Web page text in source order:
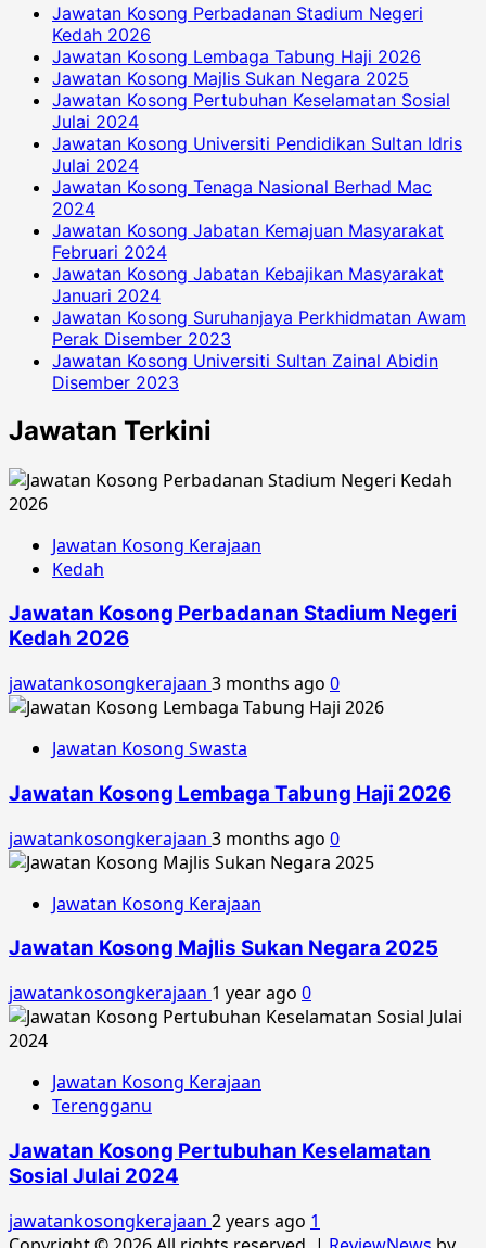
Jawatan Kosong Perbadanan Stadium Negeri
Kedah 2026
Jawatan Kosong Lembaga Tabung Haji 2026
Jawatan Kosong Majlis Sukan Negara 2025
Jawatan Kosong Pertubuhan Keselamatan Sosial
Julai 2024
Jawatan Kosong Universiti Pendidikan Sultan Idris
Julai 2024
Jawatan Kosong Tenaga Nasional Berhad Mac
2024
Jawatan Kosong Jabatan Kemajuan Masyarakat
Februari 2024
Jawatan Kosong Jabatan Kebajikan Masyarakat
Januari 2024
Jawatan Kosong Suruhanjaya Perkhidmatan Awam
Perak Disember 2023
Jawatan Kosong Universiti Sultan Zainal Abidin
Disember 2023
Jawatan Terkini
Jawatan Kosong Kerajaan
Kedah
Jawatan Kosong Perbadanan Stadium Negeri
Kedah 2026
jawatankosongkerajaan 3 months ago 0
Jawatan Kosong Swasta
Jawatan Kosong Lembaga Tabung Haji 2026
jawatankosongkerajaan 3 months ago 0
Jawatan Kosong Kerajaan
Jawatan Kosong Majlis Sukan Negara 2025
jawatankosongkerajaan 1 year ago 0
Jawatan Kosong Kerajaan
Terengganu
Jawatan Kosong Pertubuhan Keselamatan
Sosial Julai 2024
jawatankosongkerajaan 2 years ago 1